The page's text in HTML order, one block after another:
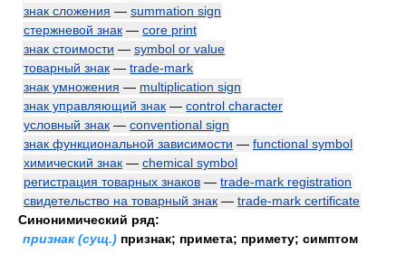
знак сложения — summation sign
стержневой знак — core print
знак стоимости — symbol or value
товарный знак — trade-mark
знак умножения — multiplication sign
знак управляющий знак — control character
условный знак — conventional sign
знак функциональной зависимости — functional symbol
химический знак — chemical symbol
регистрация товарных знаков — trade-mark registration
свидетельство на товарный знак — trade-mark certificate
Синонимический ряд:
признак (сущ.) признак; примета; примету; симптом